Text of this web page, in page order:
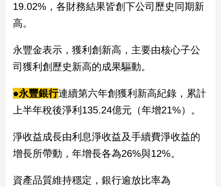
觀
民
調
國
焦
觀
點
岸/
19.02%，各財務結果皆創下公司歷史同期新
高。
永豐金表示，獲利創新高，主要由核心子公
司獲利創歷史新高的成果驅動。
●永豐銀行連續第六年創獲利新高紀錄，累計
上半年稅後淨利135.24億元（年增21%）。
淨收益成長由利息淨收益及手續費淨收益的
增長所帶動，年增長各為26%與12%。
資產品質維持穩定，銀行逾放比率為